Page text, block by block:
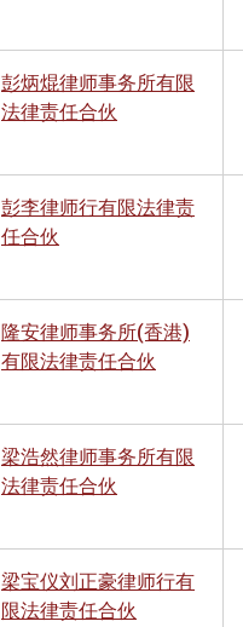
彭炳焜律师事务所有限
法律责任合伙
彭李律师行有限法律责
任合伙
隆安律师事务所(香港)
有限法律责任合伙
梁浩然律师事务所有限
法律责任合伙
梁宝仪刘正豪律师行有
限法律责任合伙